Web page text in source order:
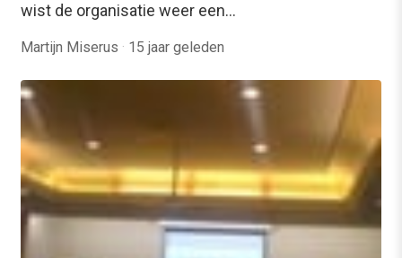
wist de organisatie weer een…
Martijn Miserus · 15 jaar geleden